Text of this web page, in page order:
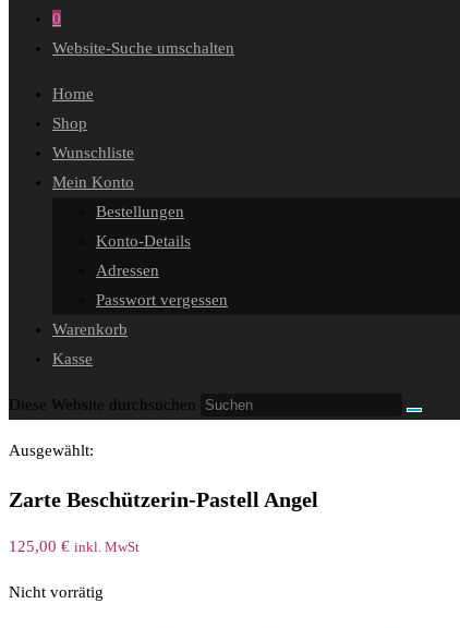
0
Website-Suche umschalten
Home
Shop
Wunschliste
Mein Konto
Bestellungen
Konto-Details
Adressen
Passwort vergessen
Warenkorb
Kasse
Diese Website durchsuchen
Ausgewählt:
Zarte Beschützerin-Pastell Angel
125,00 € inkl. MwSt
Nicht vorrätig